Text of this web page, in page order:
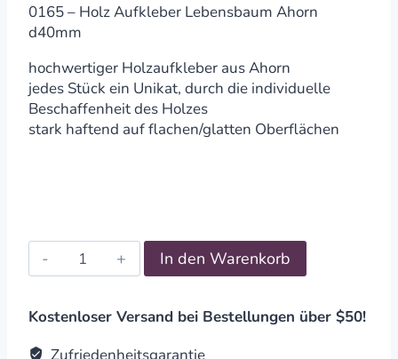
0165 – Holz Aufkleber Lebensbaum Ahorn
d40mm
hochwertiger Holzaufkleber aus Ahorn
jedes Stück ein Unikat, durch die individuelle
Beschaffenheit des Holzes
stark haftend auf flachen/glatten Oberflächen
Holz
Aufkleber
Ahorn
quantity
In den Warenkorb
Kostenloser Versand bei Bestellungen über $50!